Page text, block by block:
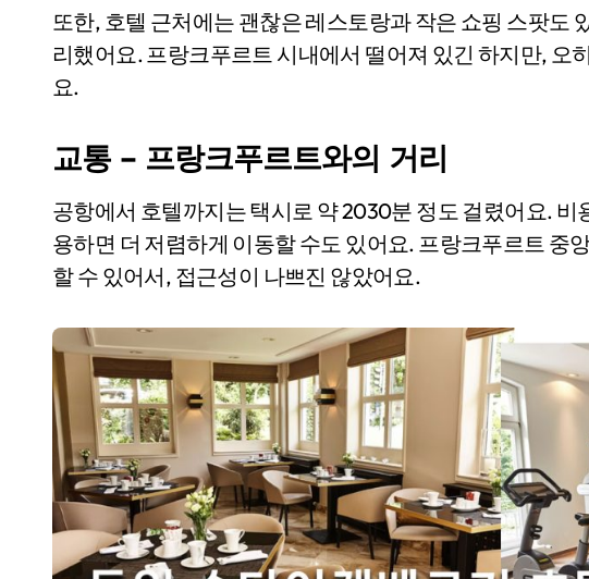
또한, 호텔 근처에는 괜찮은 레스토랑과 작은 쇼핑 스팟도
리했어요. 프랑크푸르트 시내에서 떨어져 있긴 하지만, 오
요.
교통 – 프랑크푸르트와의 거리
공항에서 호텔까지는 택시로 약 2030분 정도 걸렸어요.
용하면 더 저렴하게 이동할 수도 있어요. 프랑크푸르트 중
할 수 있어서, 접근성이 나쁘진 않았어요.